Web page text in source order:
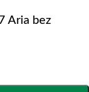
Aria bez